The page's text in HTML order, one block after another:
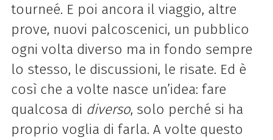
tourneé. E poi ancora il viaggio, altre
prove, nuovi palcoscenici, un pubblico
ogni volta diverso ma in fondo sempre
lo stesso, le discussioni, le risate. Ed è
così che a volte nasce un’idea: fare
qualcosa di diverso, solo perché si ha
proprio voglia di farla. A volte questo